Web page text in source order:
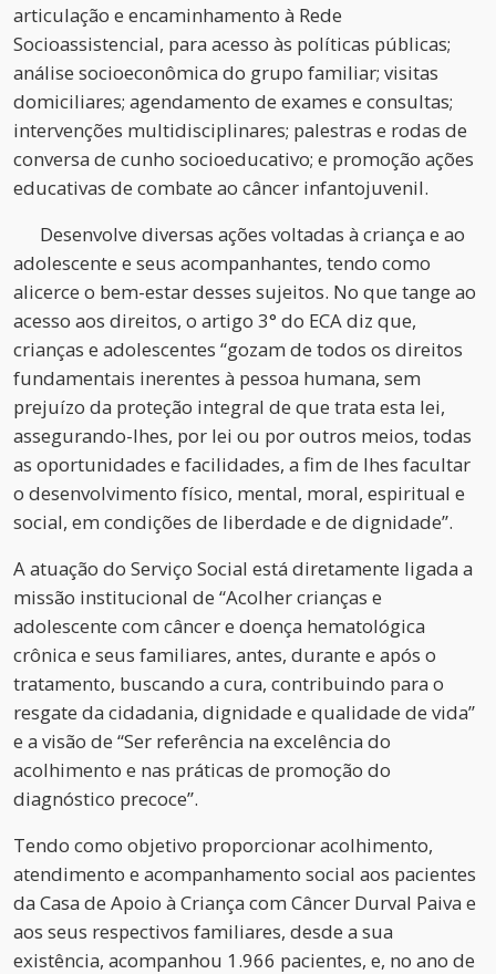
articulação e encaminhamento à Rede
Socioassistencial, para acesso às políticas públicas;
análise socioeconômica do grupo familiar; visitas
domiciliares; agendamento de exames e consultas;
intervenções multidisciplinares; palestras e rodas de
conversa de cunho socioeducativo; e promoção ações
educativas de combate ao câncer infantojuvenil.
Desenvolve diversas ações voltadas à criança e ao
adolescente e seus acompanhantes, tendo como
alicerce o bem-estar desses sujeitos. No que tange ao
acesso aos direitos, o artigo 3° do ECA diz que,
crianças e adolescentes “gozam de todos os direitos
fundamentais inerentes à pessoa humana, sem
prejuízo da proteção integral de que trata esta lei,
assegurando-lhes, por lei ou por outros meios, todas
as oportunidades e facilidades, a fim de lhes facultar
o desenvolvimento físico, mental, moral, espiritual e
social, em condições de liberdade e de dignidade”.
A atuação do Serviço Social está diretamente ligada a
missão institucional de “Acolher crianças e
adolescente com câncer e doença hematológica
crônica e seus familiares, antes, durante e após o
tratamento, buscando a cura, contribuindo para o
resgate da cidadania, dignidade e qualidade de vida”
e a visão de “Ser referência na excelência do
acolhimento e nas práticas de promoção do
diagnóstico precoce”.
Tendo como objetivo proporcionar acolhimento,
atendimento e acompanhamento social aos pacientes
da Casa de Apoio à Criança com Câncer Durval Paiva e
aos seus respectivos familiares, desde a sua
existência, acompanhou 1.966 pacientes, e, no ano de